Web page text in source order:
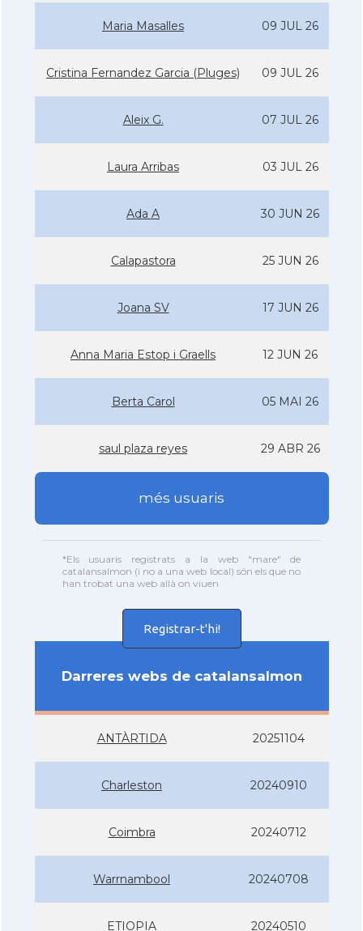
Maria Masalles 09 JUL 26
Cristina Fernandez Garcia (Pluges) 09 JUL 26
Aleix G. 07 JUL 26
Laura Arribas 03 JUL 26
Ada A 30 JUN 26
Calapastora 25 JUN 26
Joana SV 17 JUN 26
Anna Maria Estop i Graells 12 JUN 26
Berta Carol 05 MAI 26
saul plaza reyes 29 ABR 26
més usuaris
*Els usuaris registrats a la web "mare" de
catalansalmon (i no a una web local) són els que no
han trobat una web allà on viuen
Registrar-t'hi!
Darreres webs de catalansalmon
ANTÀRTIDA 20251104
Charleston 20240910
Coimbra 20240712
Warrnambool 20240708
ETIOPIA 20240510